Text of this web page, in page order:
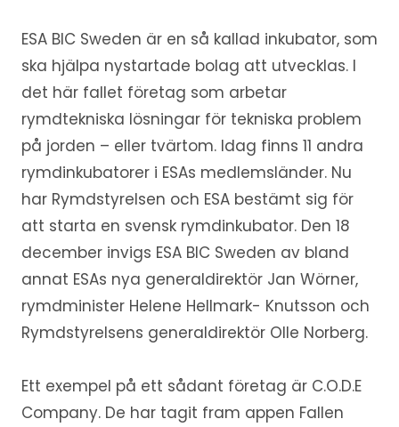
ESA BIC Sweden är en så kallad inkubator, som
ska hjälpa nystartade bolag att utvecklas. I
det här fallet företag som arbetar
rymdtekniska lösningar för tekniska problem
på jorden – eller tvärtom. Idag finns 11 andra
rymdinkubatorer i ESAs medlemsländer. Nu
har Rymdstyrelsen och ESA bestämt sig för
att starta en svensk rymdinkubator. Den 18
december invigs ESA BIC Sweden av bland
annat ESAs nya generaldirektör Jan Wörner,
rymdminister Helene Hellmark- Knutsson och
Rymdstyrelsens generaldirektör Olle Norberg.
Ett exempel på ett sådant företag är C.O.D.E
Company. De har tagit fram appen Fallen